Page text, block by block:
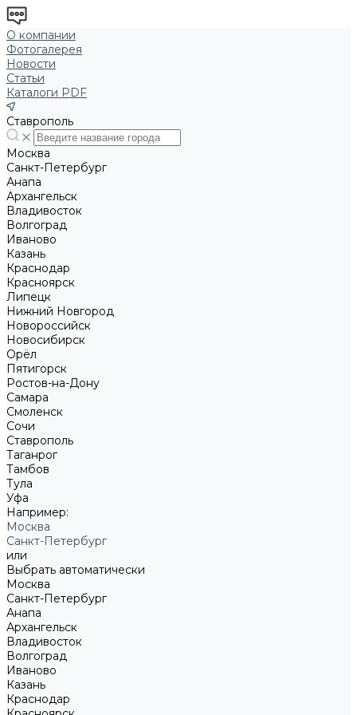
О компании
Фотогалерея
Новости
Статьи
Каталоги PDF
Ставрополь
Москва
Санкт-Петербург
Анапа
Архангельск
Владивосток
Волгоград
Иваново
Казань
Краснодар
Красноярск
Липецк
Нижний Новгород
Новороссийск
Новосибирск
Орёл
Пятигорск
Ростов-на-Дону
Самара
Смоленск
Сочи
Ставрополь
Таганрог
Тамбов
Тула
Уфа
Например:
Москва
Санкт-Петербург
или
Выбрать автоматически
Москва
Санкт-Петербург
Анапа
Архангельск
Владивосток
Волгоград
Иваново
Казань
Краснодар